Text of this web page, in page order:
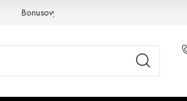
Bonusový program NBM+